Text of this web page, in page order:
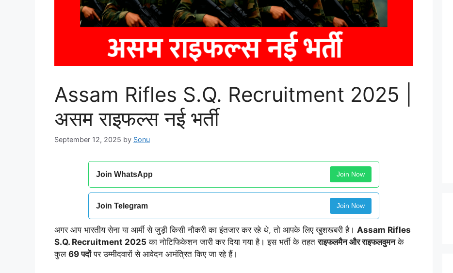
Assam Rifles S.Q. Recruitment 2025 |
असम राइफल्स नई भर्ती
September 12, 2025 by Sonu
Join WhatsApp Join Now
Join Telegram Join Now
अगर आप भारतीय सेना या आर्मी से जुड़ी किसी नौकरी का इंतजार कर रहे थे, तो आपके लिए खुशखबरी है। Assam Rifles
S.Q. Recruitment 2025 का नोटिफिकेशन जारी कर दिया गया है। इस भर्ती के तहतराइफलमैन और राइफलवुमनके
कुल 69 पदोंपर उम्मीदवारों से आवेदन आमंत्रित किए जा रहे हैं।